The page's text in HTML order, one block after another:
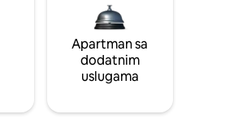
Apartman sa
dodatnim
uslugama